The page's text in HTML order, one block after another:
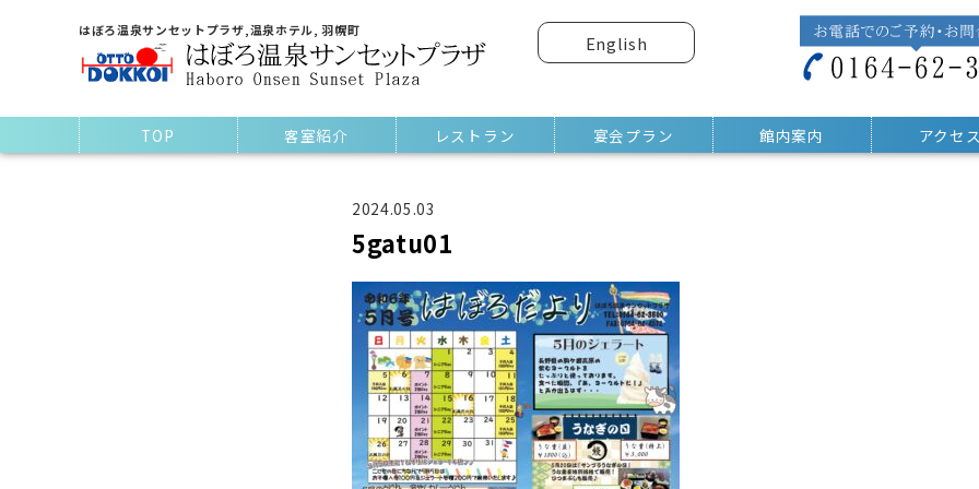
はぼろ温泉サンセットプラザ,温泉ホテル, 羽幌町
English
TOP 客室紹介 レストラン 宴会プラン 館内案内 アクセ
2024.05.03
5gatu01